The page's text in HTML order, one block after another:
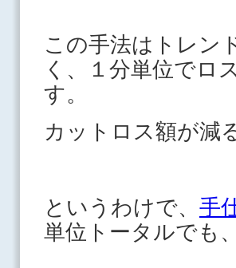
この手法はトレン
く、１分単位でロ
す。
カットロス額が減
というわけで、 手
単位トータルでも